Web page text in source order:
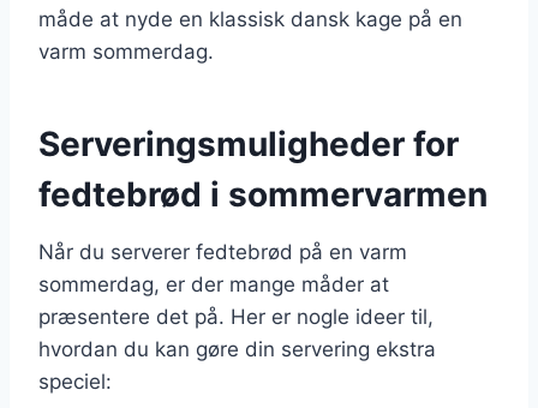
måde at nyde en klassisk dansk kage på en
varm sommerdag.
Serveringsmuligheder for
fedtebrød i sommervarmen
Når du serverer fedtebrød på en varm
sommerdag, er der mange måder at
præsentere det på. Her er nogle ideer til,
hvordan du kan gøre din servering ekstra
speciel: